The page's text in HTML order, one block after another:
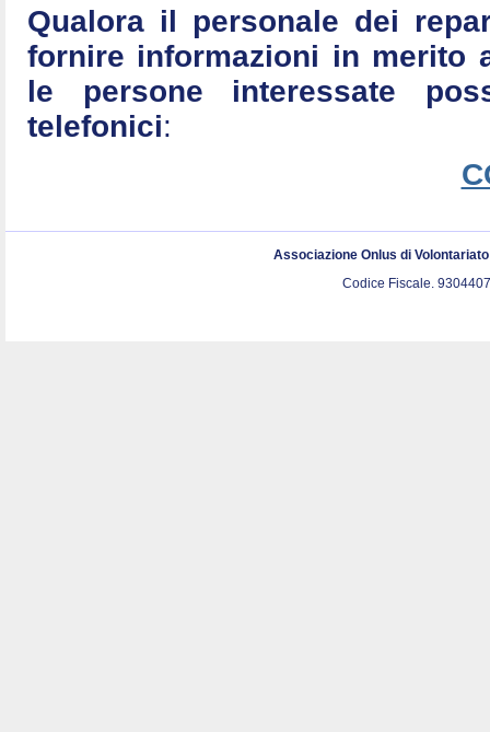
Qualora il personale dei
fornire informazioni in merito
le persone interessate
telefonici:
Associazione Onlus di
Codice Fiscale.